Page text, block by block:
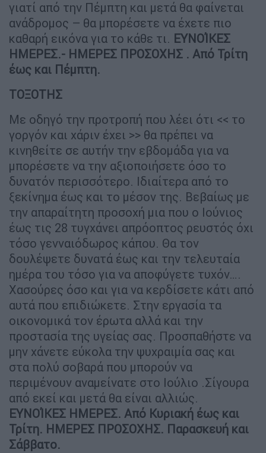
γιατί από την Πέμπτη και μετά θα φαίνεται
ανάδρομος – θα μπορέσετε να έχετε πιο
καθαρή εικόνα για το κάθε τι. ΕΥΝΟΊΚΕΣ
ΗΜΕΡΕΣ.- ΗΜΕΡΕΣ ΠΡΟΣΟΧΗΣ . Από Τρίτη
έως και Πέμπτη.
ΤΟΞΟΤΗΣ
Με οδηγό την προτροπή που λέει ότι << το
γοργόν και χάριν έχει >> θα πρέπει να
κινηθείτε σε αυτήν την εβδομάδα για να
μπορέσετε να την αξιοποιήσετε όσο το
δυνατόν περισσότερο. Ιδιαίτερα από το
ξεκίνημα έως και το μέσον της. Βεβαίως με
την απαραίτητη προσοχή μια που ο Ιούνιος
έως τις 28 τυγχάνει απρόοπτος ρευστός όχι
τόσο γενναιόδωρος κάπου. Θα τον
δουλέψετε δυνατά έως και την τελευταία
ημέρα του τόσο για να αποφύγετε τυχόν….
Χασούρες όσο και για να κερδίσετε κάτι από
αυτά που επιδιώκετε. Στην εργασία τα
οικονομικά τον έρωτα αλλά και την
προστασία της υγείας σας. Προσπαθήστε να
μην χάνετε εύκολα την ψυχραιμία σας και
στα πολύ σοβαρά που μπορούν να
περιμένουν αναμείνατε στο Ιούλιο .Σίγουρα
από εκεί και μετά θα είναι αλλιώς.
ΕΥΝΟΊΚΕΣ ΗΜΕΡΕΣ. Από Κυριακή έως και
Τρίτη. ΗΜΕΡΕΣ ΠΡΟΣΟΧΗΣ. Παρασκευή και
Σάββατο.